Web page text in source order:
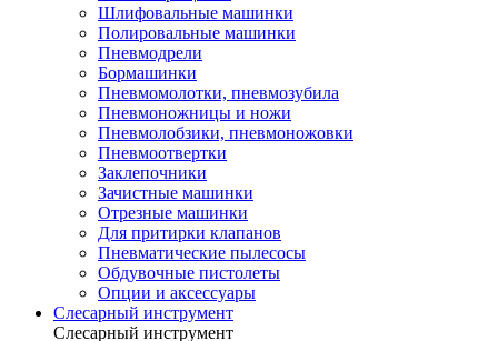
Шлифовальные машинки
Полировальные машинки
Пневмодрели
Бормашинки
Пневмомолотки, пневмозубила
Пневмоножницы и ножи
Пневмолобзики, пневмоножовки
Пневмоотвертки
Заклепочники
Зачистные машинки
Отрезные машинки
Для притирки клапанов
Пневматические пылесосы
Обдувочные пистолеты
Опции и аксессуары
Слесарный инструмент
Слесарный инструмент